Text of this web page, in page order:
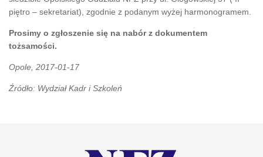
piętro – sekretariat), zgodnie z podanym wyżej harmonogramem.
Prosimy o zgłoszenie się na nabór z dokumentem
tożsamości.
Opole, 2017-01-17
Źródło: Wydział Kadr i Szkoleń